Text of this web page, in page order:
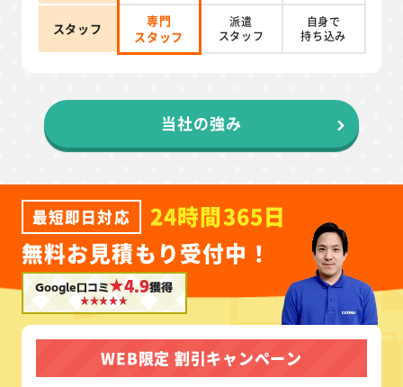
スタッフ
専門
スタッフ
派遣
スタッフ
自身で
持ち込み
当社の強み
最短即日対応
24時間365日
無料お見積もり受付中！
Google口コミ★4.9獲得
WEB限定 割引キャンペーン